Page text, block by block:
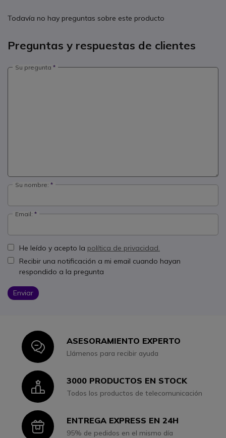
Todavía no hay preguntas sobre este producto
Preguntas y respuestas de clientes
Su pregunta
Su nombre:
Email:
He leído y acepto la política de privacidad.
Recibir una notificación a mi email cuando hayan
respondido a la pregunta
Enviar
IconASESORAMIENTO EXPERTO
Llámenos para recibir ayuda
Icon3000 PRODUCTOS EN STOCK
Todos los productos de telecomunicación
IconENTREGA EXPRESS EN 24H
95% de pedidos en el mismo día